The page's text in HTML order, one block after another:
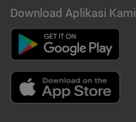
Download Aplikasi Kami